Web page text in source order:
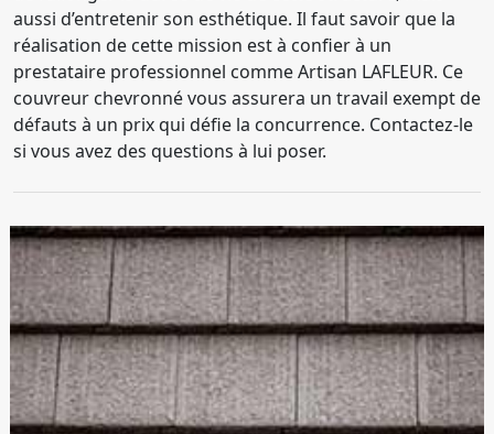
aussi d’entretenir son esthétique. Il faut savoir que la
réalisation de cette mission est à confier à un
prestataire professionnel comme Artisan LAFLEUR. Ce
couvreur chevronné vous assurera un travail exempt de
défauts à un prix qui défie la concurrence. Contactez-le
si vous avez des questions à lui poser.